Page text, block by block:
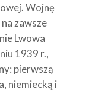
Wojnę
zawsze
Lwowa
1939 r.,
pierwszą
niemiecką i